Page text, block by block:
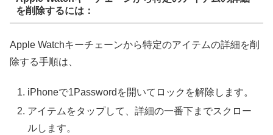
を削除するには：
Apple Watchキーチェーンから特定のアイテムの詳細を削
除する手順は、
iPhoneで1Passwordを開いてロックを解除します。
アイテムをタップして、詳細の一番下までスクロー
ルします。